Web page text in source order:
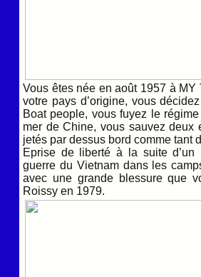
Vous êtes née en août 1957 à
votre pays d’origine, vous
Boat people, vous fuyez le
mer de Chine, vous sauvez deux
jetés par dessus bord comme tant
Eprise de liberté à la suite
guerre du Vietnam dans les
avec une grande blessure que
Roissy en 1979.